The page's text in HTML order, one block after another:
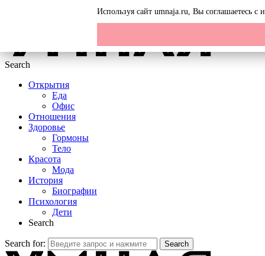
Search
Открытия
Еда
Офис
Отношения
Здоровье
Гормоны
Тело
Красота
Мода
История
Биографии
Психология
Дети
Search
Search for: Search
Используя сайт umnaja.ru, Вы соглашаетесь с